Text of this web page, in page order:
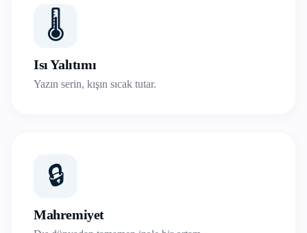
🌡️
Isı Yalıtımı
Yazın serin, kışın sıcak tutar.
🔒
Mahremiyet